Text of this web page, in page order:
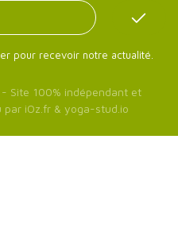
pour recevoir notre actualité.
Site 100% indépendant et
par iOz.fr & yoga-stud.io